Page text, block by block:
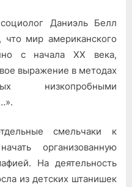
Даниэль Белл
что мир американского
с начала XX века,
выражение в ме­тодах
низкопробными
смельчаки к
организованную
На деятельность
из детских штанишек